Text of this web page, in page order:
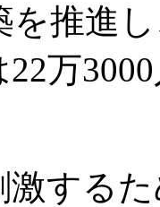
を推進
万
激する